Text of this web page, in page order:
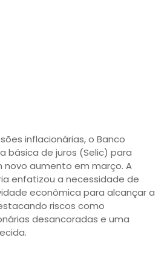
inflacionárias, o Banco
básica de juros (Selic) para
novo aumento em março. A
enfatizou a necessidade de
econômica para alcançar a
riscos como
desancoradas e uma